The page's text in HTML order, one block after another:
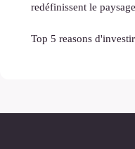
redéfinissent le
Top 5 reasons